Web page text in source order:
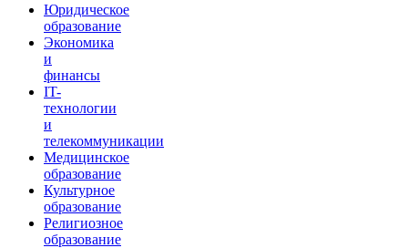
Юридическое
образование
Экономика
и
финансы
IT-
технологии
и
телекоммуникации
Медицинское
образование
Культурное
образование
Религиозное
образование